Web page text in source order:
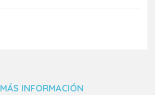
MÁS INFORMACIÓN